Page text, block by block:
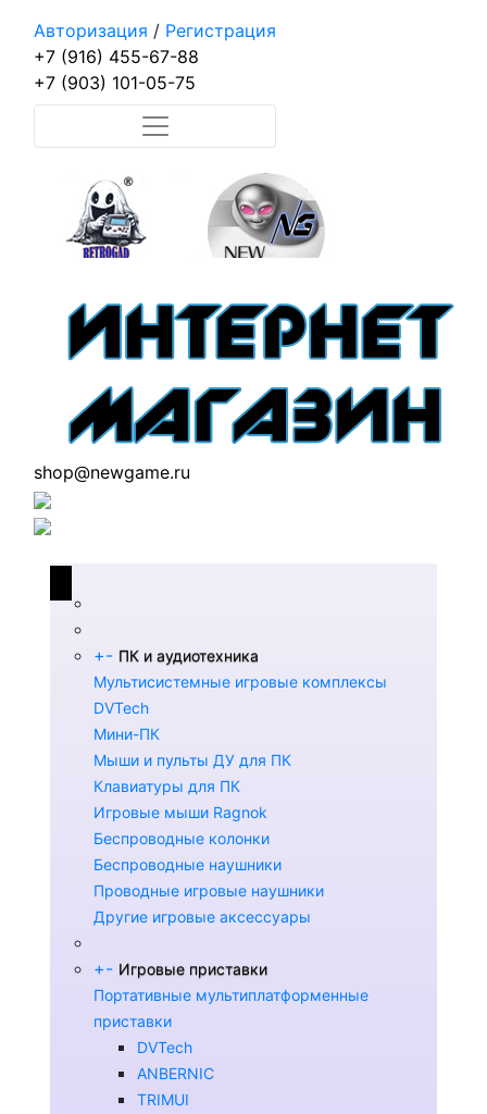
Авторизация / Регистрация
+7 (916) 455-67-88
+7 (903) 101-05-75
shop@newgame.ru
+- ПК и аудиотехника
Мультисистемные игровые комплексы
DVTech
Мини-ПК
Мыши и пульты ДУ для ПК
Клавиатуры для ПК
Игровые мыши Ragnok
Беспроводные колонки
Беспроводные наушники
Проводные игровые наушники
Другие игровые аксессуары
+- Игровые приставки
Портативные мультиплатформенные
приставки
DVTech
ANBERNIC
TRIMUI